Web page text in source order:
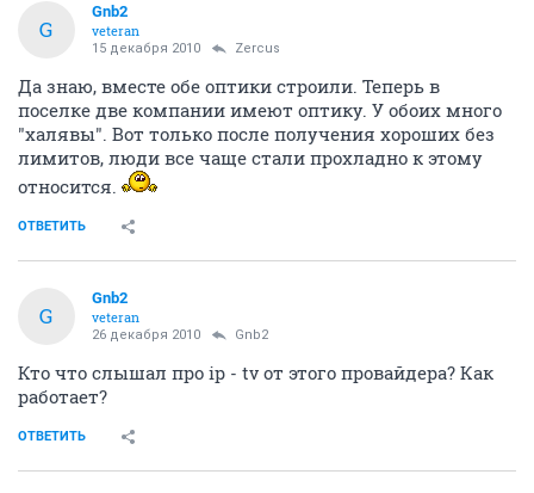
G
Gnb2
veteran
15 декабря 2010 Zercus
Да знаю, вместе обе оптики строили. Теперь в
поселке две компании имеют оптику. У обоих много
"халявы". Вот только после получения хороших без
лимитов, люди все чаще стали прохладно к этому
относится.
ОТВЕТИТЬ
G
Gnb2
veteran
26 декабря 2010 Gnb2
Кто что слышал про ip - tv от этого провайдера? Как
работает?
ОТВЕТИТЬ